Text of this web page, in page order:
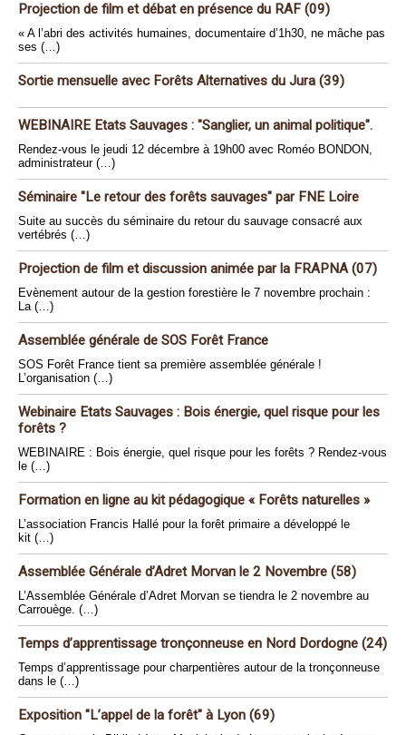
Projection de film et débat en présence du RAF (09)
« A l’abri des activités humaines, documentaire d’1h30, ne mâche pas
ses (…)
Sortie mensuelle avec Forêts Alternatives du Jura (39)
WEBINAIRE Etats Sauvages : "Sanglier, un animal politique".
Rendez-vous le jeudi 12 décembre à 19h00 avec Roméo BONDON,
administrateur (…)
Séminaire "Le retour des forêts sauvages" par FNE Loire
Suite au succès du séminaire du retour du sauvage consacré aux
vertébrés (…)
Projection de film et discussion animée par la FRAPNA (07)
Evènement autour de la gestion forestière le 7 novembre prochain :
La (…)
Assemblée générale de SOS Forêt France
SOS Forêt France tient sa première assemblée générale !
L’organisation (…)
Webinaire Etats Sauvages : Bois énergie, quel risque pour les
forêts ?
WEBINAIRE : Bois énergie, quel risque pour les forêts ? Rendez-vous
le (…)
Formation en ligne au kit pédagogique « Forêts naturelles »
L’association Francis Hallé pour la forêt primaire a développé le
kit (…)
Assemblée Générale d’Adret Morvan le 2 Novembre (58)
L’Assemblée Générale d’Adret Morvan se tiendra le 2 novembre au
Carrouège. (…)
Temps d’apprentissage tronçonneuse en Nord Dordogne (24)
Temps d’apprentissage pour charpentières autour de la tronçonneuse
dans le (…)
Exposition "L’appel de la forêt" à Lyon (69)